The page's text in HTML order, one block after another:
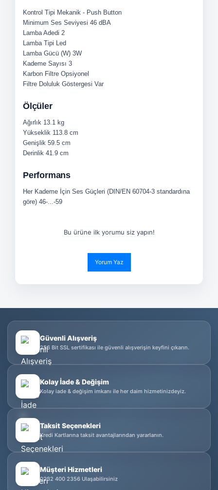
Kontrol Tipi Mekanik - Push Button
Minimum Ses Seviyesi 46 dBA
Lamba Adedi 2
Lamba Tipi Led
Lamba Gücü (W) 3W
Kademe Sayısı 3
Karbon Filtre Opsiyonel
Filtre Doluluk Göstergesi Var
Ölçüler
Ağırlık 13.1 kg
Yükseklik 113.8 cm
Genişlik 59.5 cm
Derinlik 41.9 cm
Performans
Her Kademe İçin Ses Güçleri (DIN/EN 60704-3 standardına
göre) 46-...-59
Bu ürüne ilk yorumu siz yapın!
Yorum Yaz
Güvenli Alışveriş
256 Bit SSL sertifikası ile güvenli alışverişin keyfini çıkarın.
Kolay İade & Değişim
Kolay iade & değişim imkanı ile her daim hizmetinizdeyiz.
Taksit Seçenekleri
Kredi Kartlarına taksit avantajlarından yararlanın.
Müşteri Hizmetleri
0232 400 2356 Ulaşabilirsiniz